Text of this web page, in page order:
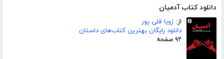
دانلود کتاب آدمیان
از: زویا قلی پور
دانلود رایگان بهترین کتاب‌های داستان
۹۲ صفحه